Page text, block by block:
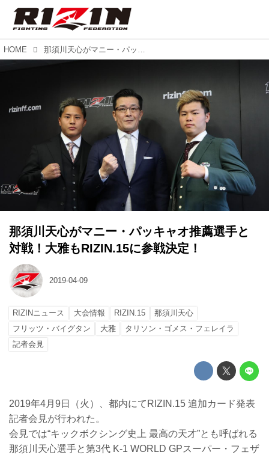
HOME 那須川天心がマニー・パッキャオ推薦選手と対戦！大雅もRIZIN.15に参戦決定！
那須川天心がマニー・パッキャオ推薦選手と
対戦！大雅もRIZIN.15に参戦決定！
2019-04-09
RIZINニュース 大会情報 RIZIN.15
那須川天心
フリッツ・バイグタン
大雅
タリソン・ゴメス・フェレイラ
記者会見
2019年4月9日（火）、都内にてRIZIN.15 追加カード発表
記者会見が行われた。
会見では“キックボクシング史上 最高の天才”とも呼ばれる
那須川天心選手と第3代 K-1 WORLD GPスーパー・フェザ